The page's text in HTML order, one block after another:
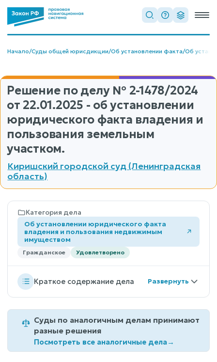
Начало/Суды общей юрисдикции/Об установлении факта/Об
Решение по делу № 2-1478/2024
от 22.01.2025 - об установлении
юридического факта владения и
пользования земельным
участком.
Киришский городской суд (Ленинградская
область)
Категория дела
Об установлении юридического факта
владения и пользования недвижимым
имуществом
Гражданское Удовлетворено
Краткое содержание дела
Суды по аналогичным делам принимают
разные решения
Посмотреть все аналогичные дела→